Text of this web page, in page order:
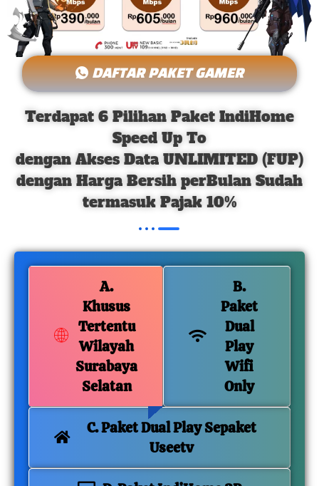
DAFTAR PAKET GAMER
Terdapat 6 Pilihan Paket IndiHome
Speed Up To
dengan Akses Data UNLIMITED (FUP)
dengan Harga Bersih perBulan Sudah
termasuk Pajak 10%
A.
Khusus
Tertentu
Wilayah
Surabaya
Selatan
B.
Paket
Dual
Play
Wifi
Only
C. Paket Dual Play Sepaket
Useetv